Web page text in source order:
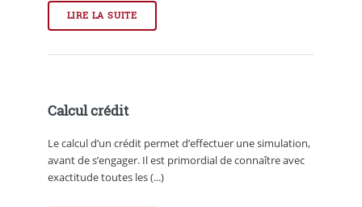
LIRE LA SUITE
Calcul crédit
Le calcul d’un crédit permet d’effectuer une simulation,
avant de s’engager. Il est primordial de connaître avec
exactitude toutes les (...)